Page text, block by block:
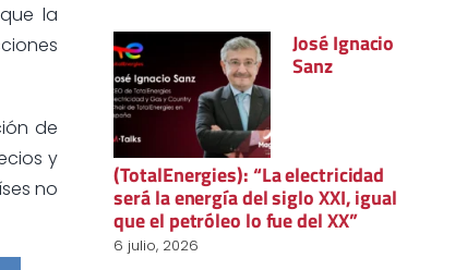
la
de
y
no
José Ignacio
Sanz
(TotalEnergies): “La electricidad
será la energía del siglo XXI, igual
que el petróleo lo fue del XX”
6 julio, 2026